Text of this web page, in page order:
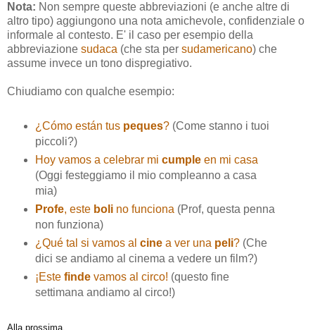
Nota: Non sempre queste abbreviazioni (e anche altre di
altro tipo) aggiungono una nota amichevole, confidenziale o
informale al contesto. E' il caso per esempio della
abbreviazione sudaca (che sta per sudamericano) che
assume invece un tono dispregiativo.
Chiudiamo con qualche esempio:
¿Cómo están tus peques?(Come stanno i tuoi
piccoli?)
Hoy vamos a celebrar mi cumple en mi casa
(Oggi festeggiamo il mio compleanno a casa
mia)
Profe, este boli no funciona (Prof, questa penna
non funziona)
¿Qué tal si vamos al cine a ver una peli?(Che
dici se andiamo al cinema a vedere un film?)
¡Este finde vamos al circo! (questo fine
settimana andiamo al circo!)
Alla prossima,